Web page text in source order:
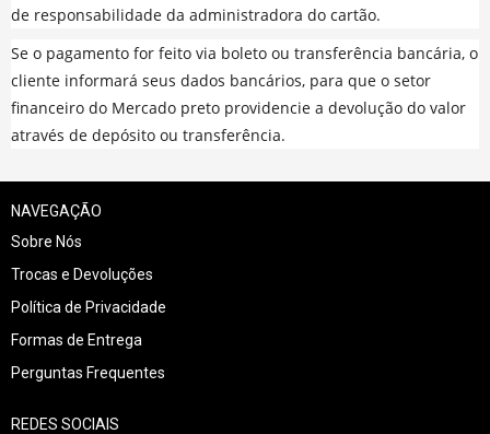
de responsabilidade da administradora do cartão.
Se o pagamento for feito via boleto ou transferência bancária, o
cliente informará seus dados bancários, para que o setor
financeiro do Mercado preto providencie a devolução do valor
através de depósito ou transferência.
NAVEGAÇÃO
Sobre Nós
Trocas e Devoluções
Política de Privacidade
Formas de Entrega
Perguntas Frequentes
REDES SOCIAIS